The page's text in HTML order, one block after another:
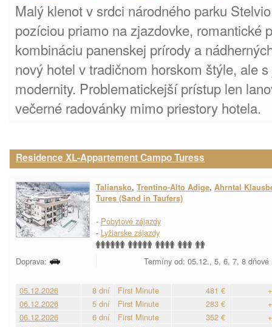
Malý klenot v srdci národného parku
pozíciou priamo na zjazdovke, romantické
kombináciu panenskej prírody a
nový hotel v tradičnom horskom štýle, ale
modernity. Problematickejší prístup len
večerné radovánky mimo priestory hotela.
Residence XL-Appartement Campo Turess
Taliansko, Trentino-Alto Adige, Ahrntal
Tures (Sand in Taufers)
- Pobytové zájazdy
- Lyžiarske zájazdy
Doprava: Termíny od: 05.12., 5, 6, 7, 8 dňové
05.12.2026 8 dní First Minute 481 €
06.12.2026
5 dní First Minute 283 €
06.12.2026
6 dní First Minute 352 €